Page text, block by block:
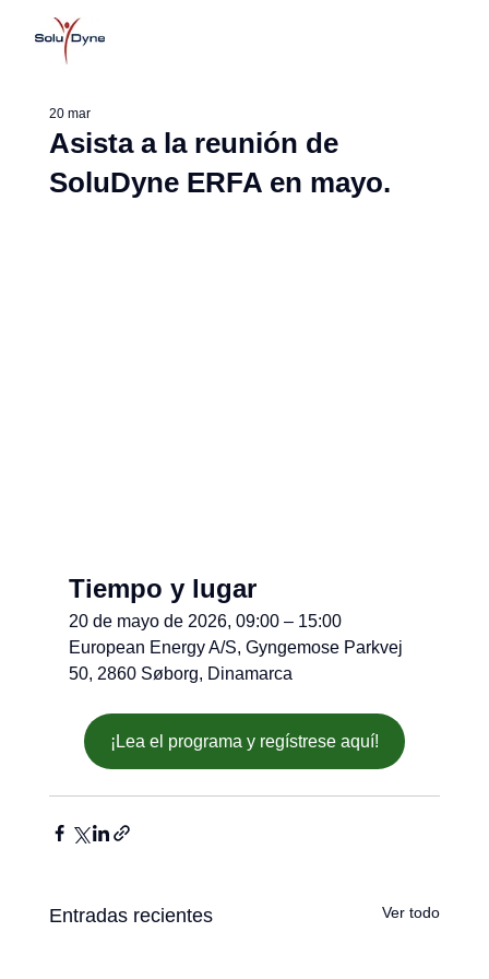
Asista a la reunión de
SoluDyne ERFA en mayo.
20 mar
Tiempo y lugar
20 de mayo de 2026, 09:00 – 15:00
European Energy A/S, Gyngemose Parkvej
50, 2860 Søborg, Dinamarca
¡Lea el programa y regístrese aquí!
Entradas recientes Ver todo